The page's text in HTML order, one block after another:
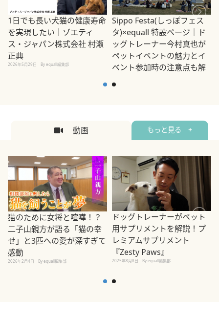
1日でも長い犬猫の健康寿命
を実現したい｜ゾエティ
ス・ジャパン株式会社 村瀬
正典
2026年5月29日 By equall編集部
Sippo Festa(しっぽフェス
タ)×equall 特設ページ｜ド
ッグトレーナー今村真也が
ペットイベントの魅力とイ
ベント参加時の注意点も解
2026年5月12日
動画 もっと見る +
猫のために女将と喧嘩！？
二子山親方が語る「猫の幸
せ」と3匹への愛が深すぎて
感動
2026年2月4日 By equall編集部
ドッグトレーナーがペット
用サプリメントを解説！プ
レミアムサプリメント
『Zesty Paws』
2025年8月8日 By equall編集部